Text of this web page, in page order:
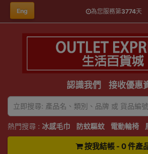
Eng 為您服務第3774天
認識我們 接收優惠
熱門搜尋 : 冰感毛巾 防蚊驅蚊 電動輪椅
按我結帳 - 0 件產